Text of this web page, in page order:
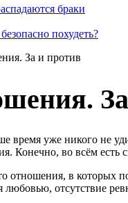
браки
похудеть?
За и против
время уже никого не
Конечно, во всём есть
отношения, в которых
отсутствие